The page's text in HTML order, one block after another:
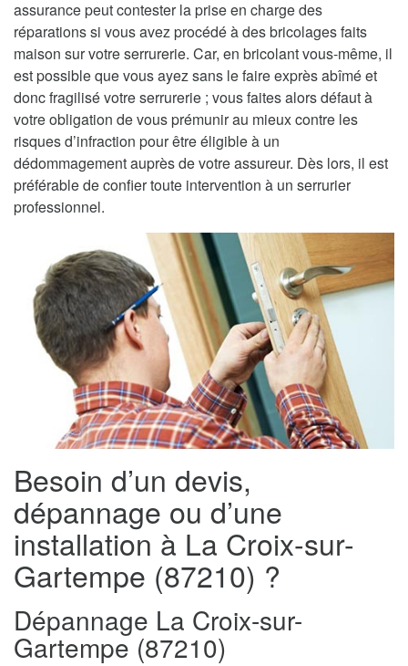
assurance peut contester la prise en charge des
réparations si vous avez procédé à des bricolages faits
maison sur votre serrurerie. Car, en bricolant vous-même, il
est possible que vous ayez sans le faire exprès abîmé et
donc fragilisé votre serrurerie ; vous faites alors défaut à
votre obligation de vous prémunir au mieux contre les
risques d’infraction pour être éligible à un
dédommagement auprès de votre assureur. Dès lors, il est
préférable de confier toute intervention à un serrurier
professionnel.
Besoin d’un devis,
dépannage ou d’une
installation à La Croix-sur-
Gartempe (87210) ?
Dépannage La Croix-sur-
Gartempe (87210)